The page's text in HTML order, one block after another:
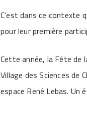
C’est dans ce contexte
pour leur première
Cette année, la Fête de
Village des Sciences de
espace René Lebas. Un